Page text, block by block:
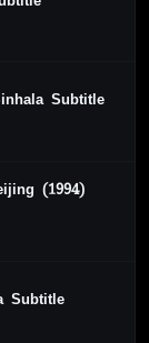
Subtitle
(1994)
Subtitle